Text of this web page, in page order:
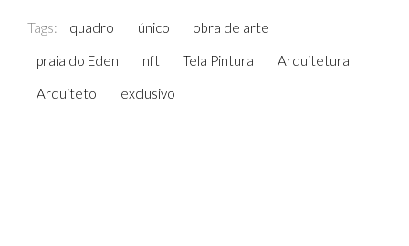
Tags: quadro único
obra de arte
praia do Eden
nft Tela Pintura
Arquitetura
Arquiteto
exclusivo